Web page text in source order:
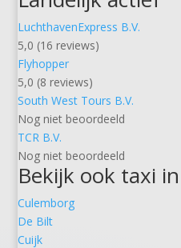
LuchthavenExpress B.V.
5,0 (16 reviews)
Flyhopper
5,0 (8 reviews)
South West Tours B.V.
Nog niet beoordeeld
TCR B.V.
Nog niet beoordeeld
Bekijk ook taxi
Culemborg
De Bilt
Cuijk